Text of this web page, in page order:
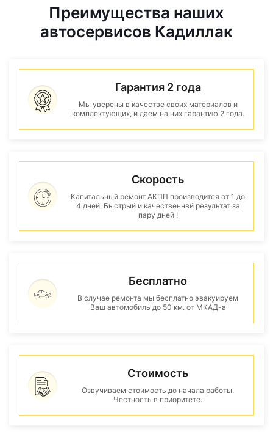
Преимущества наших
автосервисов Кадиллак
Гарантия 2 года
Мы уверены в качестве своих материалов и
комплектующих, и даем на них гарантию 2 года.
Скорость
Капитальный ремонт АКПП производится от 1 до
4 дней. Быстрый и качественнвй результат за
пару дней !
Бесплатно
В случае ремонта мы бесплатно эвакуируем
Ваш автомобиль до 50 км. от МКАД-а
Стоимость
Озвучиваем стоимость до начала работы.
Честность в приоритете.